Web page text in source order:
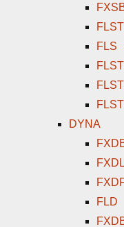
FLS
DYNA
FLD